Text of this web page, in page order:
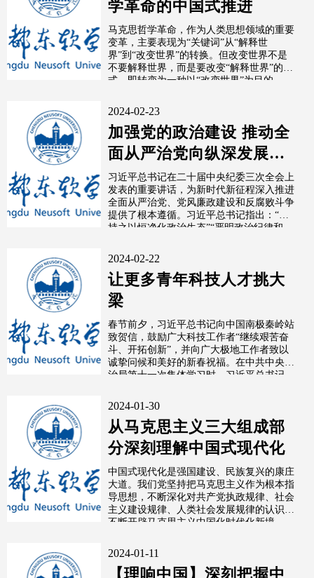
学革命的中国式推进
马克思哲学革命，作为人类思想领域的重要
变革，主要表现为“关键词”从“解释世
界”到“改变世界”的转换。但改变世界不是
不要解释世界，而是要改变“解释世界”的方
式，即转变为一种以“改变世界”为目的...
2024-02-23
加强党的政治建设 推动全
面从严治党向纵深发展
（深入学习贯彻习近平新
时代中国特色...
习近平总书记在二十届中央纪委三次全会上
发表的重要讲话，为新时代新征程深入推进
全面从严治党、党风廉政建设和反腐败斗争
提供了根本遵循。习近平总书记指出：“要
持之以恒净化政治生态”“严明政治纪律和...
2024-02-22
让更多青年科技人才挑大
梁
春节前夕，习近平总书记向中国南极秦岭站
致贺信，鼓励广大科技工作者“继续艰苦奋
斗、开拓创新”，并向广大极地工作者致以
诚挚问候和美好的新春祝福。在中共中央政
治局第十一次集体学习时，习近平总书记
2024-01-30
从马克思主义三大组成部
分深刻理解中国式现代化
中国式现代化是强国建设、民族复兴的康庄
大道。我们党坚持把马克思主义作为根本指
导思想，不断深化对共产党执政规律、社会
主义建设规律、人类社会发展规律的认识，
不断开辟马克思主义中国化时代化新境
2024-01-11
【理响中国】深刻把握中